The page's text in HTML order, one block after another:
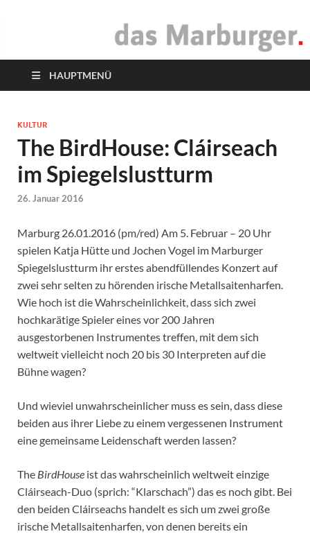
das Marburger.
HAUPTMENÜ
KULTUR
The BirdHouse: Cláirseach
im Spiegelslustturm
26. Januar 2016
Marburg 26.01.2016 (pm/red) Am 5. Februar – 20 Uhr
spielen Katja Hütte und Jochen Vogel im Marburger
Spiegelslustturm ihr erstes abendfüllendes Konzert auf
zwei sehr selten zu hörenden irische Metallsaitenharfen.
Wie hoch ist die Wahrscheinlichkeit, dass sich zwei
hochkarätige Spieler eines vor 200 Jahren
ausgestorbenen Instrumentes treffen, mit dem sich
weltweit vielleicht noch 20 bis 30 Interpreten auf die
Bühne wagen?
Und wieviel unwahrscheinlicher muss es sein, dass diese
beiden aus ihrer Liebe zu einem vergessenen Instrument
eine gemeinsame Leidenschaft werden lassen?
The BirdHouse ist das wahrscheinlich weltweit einzige
Cláirseach-Duo (sprich: “Klarschach”) das es noch gibt. Bei
den beiden Cláirseachs handelt es sich um zwei große
irische Metallsaitenharfen, von denen bereits ein